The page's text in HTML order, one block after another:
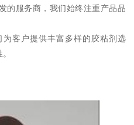
的服务商，我们始终注重产品品
客户提供丰富多样的胶粘剂选